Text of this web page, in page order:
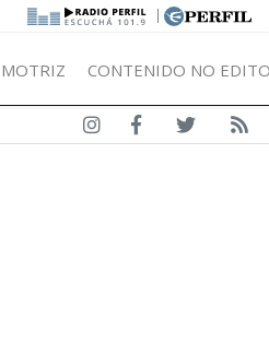
|
CONTENIDO NO